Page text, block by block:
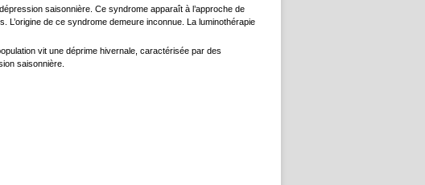
saisonnière. Ce syndrome apparaît à l’approche de
L’origine de ce syndrome demeure inconnue. La luminothérapie
vit une déprime hivernale, caractérisée par des
saisonnière.